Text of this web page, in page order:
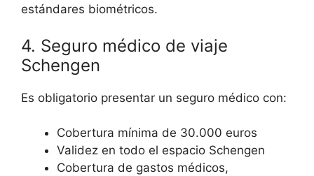
estándares biométricos.
4. Seguro médico de viaje
Schengen
Es obligatorio presentar un seguro médico con:
Cobertura mínima de 30.000 euros
Validez en todo el espacio Schengen
Cobertura de gastos médicos,